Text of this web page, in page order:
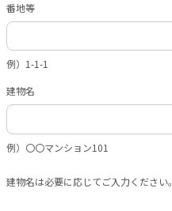
番地等
例）1-1-1
建物名
例）〇〇マンション101
建物名は必要に応じてご入力ください。